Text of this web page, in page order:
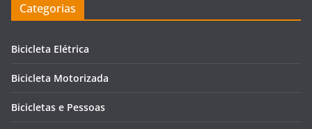
Categorias
Bicicleta Elétrica
Bicicleta Motorizada
Bicicletas e Pessoas